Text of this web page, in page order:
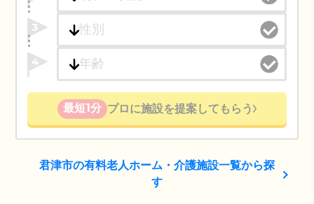
3
4
最短1分 プロに施設を提案してもらう
君津市の有料老人ホーム・介護施設一覧から探
す